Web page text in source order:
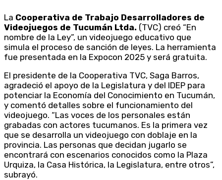
La Cooperativa de Trabajo Desarrolladores de
Videojuegos de Tucumán Ltda. (TVC) creó “En
nombre de la Ley”, un videojuego educativo que
simula el proceso de sanción de leyes. La herramienta
fue presentada en la Expocon 2025 y será gratuita.
El presidente de la Cooperativa TVC, Saga Barros,
agradeció el apoyo de la Legislatura y del IDEP para
potenciar la Economía del Conocimiento en Tucumán,
y comentó detalles sobre el funcionamiento del
videojuego. “Las voces de los personales están
grabadas con actores tucumanos. Es la primera vez
que se desarrolla un videojuego con doblaje en la
provincia. Las personas que decidan jugarlo se
encontrará con escenarios conocidos como la Plaza
Urquiza, la Casa Histórica, la Legislatura, entre otros”,
subrayó.